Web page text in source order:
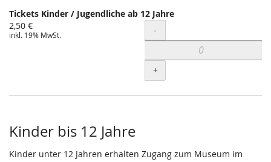
Tickets Kinder / Jugendliche ab 12 Jahre
2,50 €
inkl. 19% MwSt. Menge
-
+
Kinder bis 12 Jahre
Kinder unter 12 Jahren erhalten Zugang zum Museum im